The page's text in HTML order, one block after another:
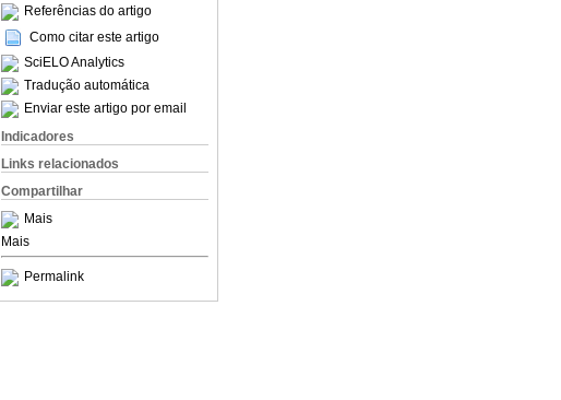
Referências do artigo
Como citar este artigo
SciELO Analytics
Tradução automática
Enviar este artigo por email
Indicadores
Links relacionados
Compartilhar
Mais
Mais
Permalink